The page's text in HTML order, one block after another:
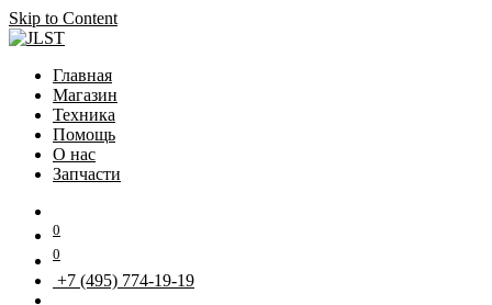
Skip to Content
Главная
Магазин
Техника
Помощь
О нас
Запчасти
0
0
+7 (495) 774-19-19